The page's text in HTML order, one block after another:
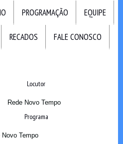
PROGRAMAÇÃO EQUIPE
RECADOS FALE CONOSCO
Locutor
Rede Novo Tempo
Programa
Novo Tempo